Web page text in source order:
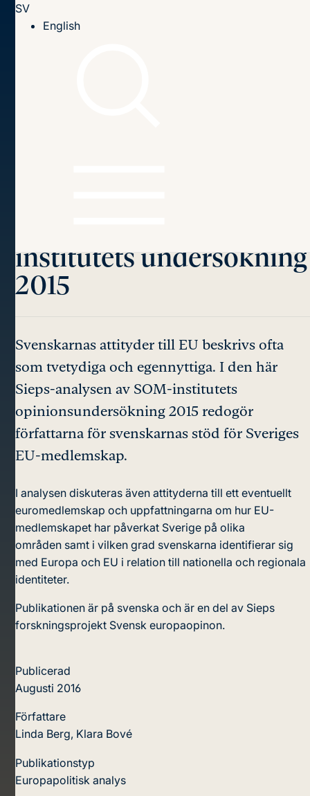
SV
English
institutets undersökning
2015
Svenskarnas attityder till EU beskrivs ofta
som tvetydiga och egennyttiga. I den här
Sieps-analysen av SOM-institutets
opinionsundersökning 2015 redogör
författarna för svenskarnas stöd för Sveriges
EU-medlemskap.
I analysen diskuteras även attityderna till ett eventuellt
euromedlemskap och uppfattningarna om hur EU-
medlemskapet har påverkat Sverige på olika
områden samt i vilken grad svenskarna identifierar sig
med Europa och EU i relation till nationella och regionala
identiteter.
Publikationen är på svenska och är en del av Sieps
forskningsprojekt Svensk europaopinon.
Publicerad
Augusti 2016
Författare
Linda Berg, Klara Bové
Publikationstyp
Europapolitisk analys